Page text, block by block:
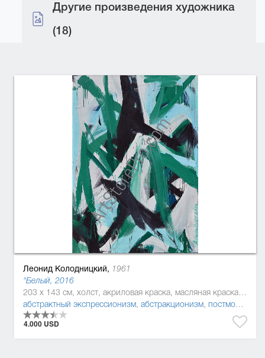
Другие произведения художника
(18)
Леонид Колодницкий, 1961
"Белый, 2016
203 x 143 см, холст, акриловая краска, масляная краска, эмаль
абстрактный экспрессионизм, абстракционизм, постмодернизм
4.000 USD